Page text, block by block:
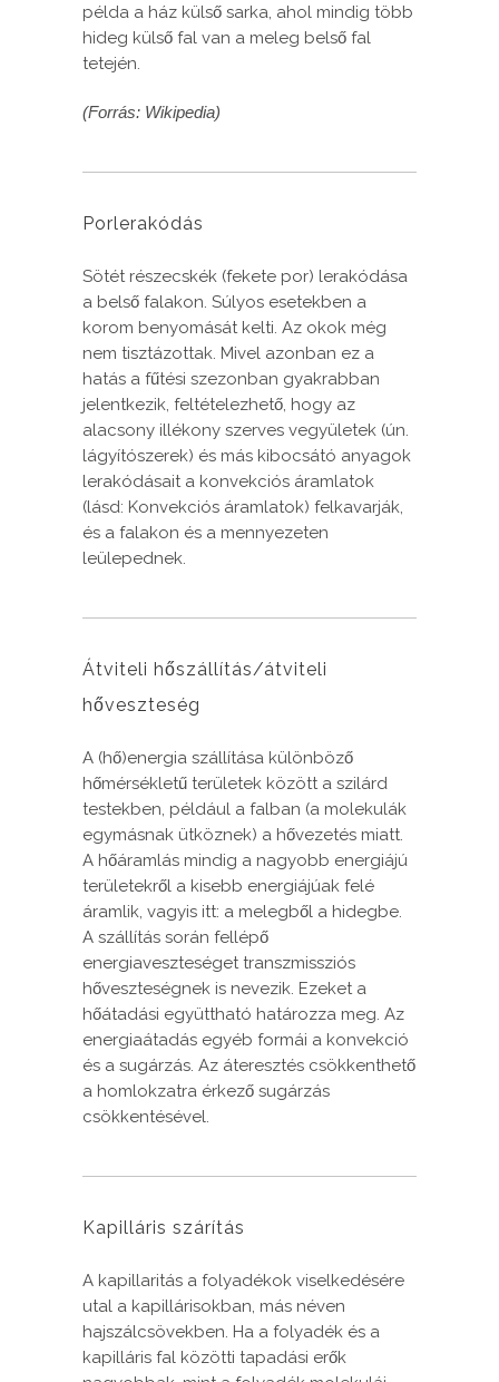
példa a ház külső sarka, ahol mindig több
hideg külső fal van a meleg belső fal
tetején.
(Forrás: Wikipedia)
Porlerakódás
Sötét részecskék (fekete por) lerakódása
a belső falakon. Súlyos esetekben a
korom benyomását kelti. Az okok még
nem tisztázottak. Mivel azonban ez a
hatás a fűtési szezonban gyakrabban
jelentkezik, feltételezhető, hogy az
alacsony illékony szerves vegyületek (ún.
lágyítószerek) és más kibocsátó anyagok
lerakódásait a konvekciós áramlatok
(lásd: Konvekciós áramlatok) felkavarják,
és a falakon és a mennyezeten
leülepednek.
Átviteli hőszállítás/átviteli
hőveszteség
A (hő)energia szállítása különböző
hőmérsékletű területek között a szilárd
testekben, például a falban (a molekulák
egymásnak ütköznek) a hővezetés miatt.
A hőáramlás mindig a nagyobb energiájú
területekről a kisebb energiájúak felé
áramlik, vagyis itt: a melegből a hidegbe.
A szállítás során fellépő
energiaveszteséget transzmissziós
hőveszteségnek is nevezik. Ezeket a
hőátadási együttható határozza meg. Az
energiaátadás egyéb formái a konvekció
és a sugárzás. Az áteresztés csökkenthető
a homlokzatra érkező sugárzás
csökkentésével.
Kapilláris szárítás
A kapillaritás a folyadékok viselkedésére
utal a kapillárisokban, más néven
hajszálcsövekben. Ha a folyadék és a
kapilláris fal közötti tapadási erők